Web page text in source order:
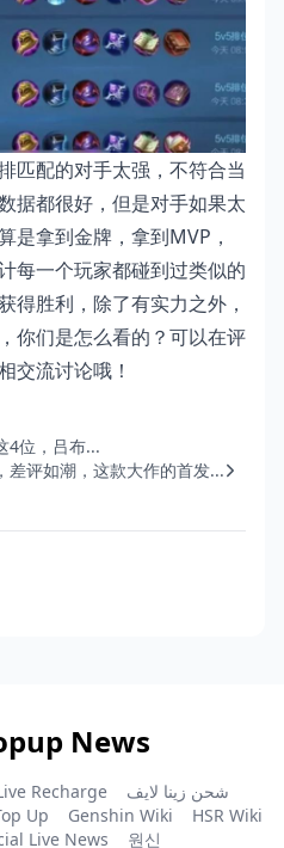
匹配的对手太强，不符合当
据都很好，但是对手如果太
是拿到金牌，拿到MVP，
每一个玩家都碰到过类似的
得胜利，除了有实力之外，
你们是怎么看的？可以在评
交流讨论哦！
4位，吕布...
差评如潮，这款大作的首发...
News
Recharge
شحن زينا لايف
Up Genshin Wiki
HSR Wiki
Live News 원신